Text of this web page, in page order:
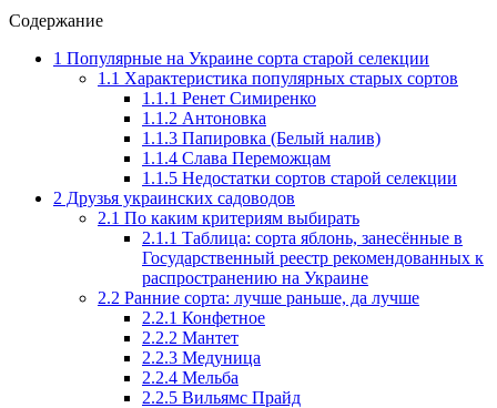
Содержание
1 Популярные на Украине сорта старой селекции
1.1 Характеристика популярных старых сортов
1.1.1 Ренет Симиренко
1.1.2 Антоновка
1.1.3 Папировка (Белый налив)
1.1.4 Слава Переможцам
1.1.5 Недостатки сортов старой селекции
2 Друзья украинских садоводов
2.1 По каким критериям выбирать
2.1.1 Таблица: сорта яблонь, занесённые в
Государственный реестр рекомендованных к
распространению на Украине
2.2 Ранние сорта: лучше раньше, да лучше
2.2.1 Конфетное
2.2.2 Мантет
2.2.3 Медуница
2.2.4 Мельба
2.2.5 Вильямс Прайд